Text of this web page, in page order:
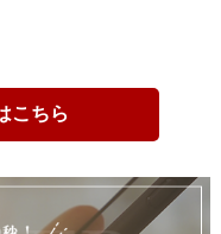
こちら